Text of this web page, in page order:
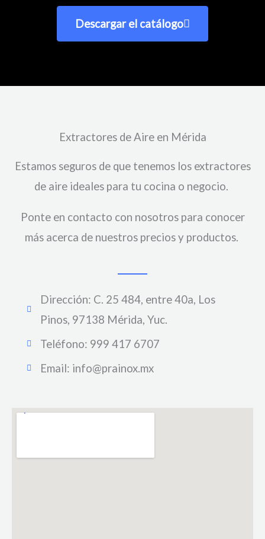
Descargar el catálogo
Extractores de Aire en Mérida
Estamos seguros de que tenemos los extractores
de aire ideales para tu cocina o negocio.
Ponte en contacto con nosotros para conocer
más acerca de nuestros precios y productos.
Dirección: C. 25 484, entre 40a, Los
Pinos, 97138 Mérida, Yuc.
Teléfono: 999 417 6707
Email: info@prainox.mx